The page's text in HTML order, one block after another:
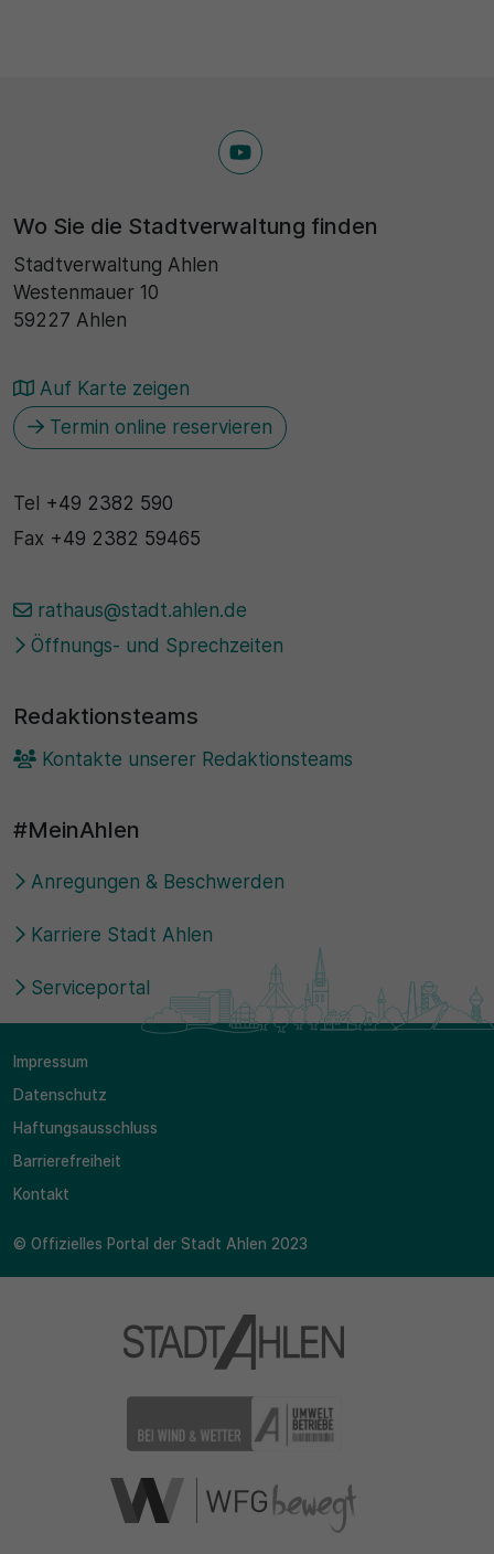
Wo Sie die Stadtverwaltung finden
Stadtverwaltung Ahlen
Westenmauer 10
59227 Ahlen
Auf Karte zeigen
Termin online reservieren
Tel +49 2382 590
Fax +49 2382 59465
rathaus@stadt.ahlen.de
Öffnungs- und Sprechzeiten
Redaktionsteams
Kontakte unserer Redaktionsteams
#MeinAhlen
Anregungen & Beschwerden
Karriere Stadt Ahlen
Serviceportal
Impressum
Datenschutz
Haftungsausschluss
Barrierefreiheit
Kontakt
© Offizielles Portal der Stadt Ahlen 2023